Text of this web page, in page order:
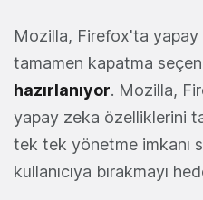
Mozilla, Firefox'ta
tamamen kapatma
hazırlanıyor. Mozilla,
yapay zeka özelliklerini
tek tek yönetme imkanı
kullanıcıya bırakmayı